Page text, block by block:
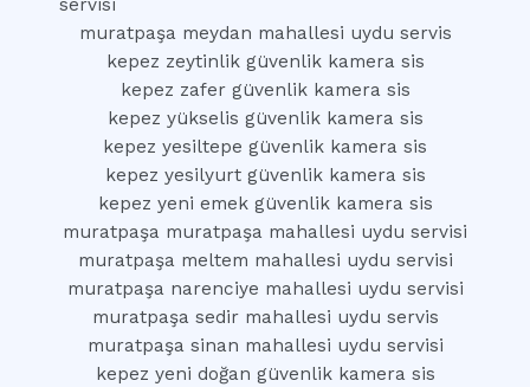
servisi
muratpaşa meydan mahallesi uydu servis
kepez zeytinlik güvenlik kamera sis
kepez zafer güvenlik kamera sis
kepez yükselis güvenlik kamera sis
kepez yesiltepe güvenlik kamera sis
kepez yesilyurt güvenlik kamera sis
kepez yeni emek güvenlik kamera sis
muratpaşa muratpaşa mahallesi uydu servisi
muratpaşa meltem mahallesi uydu servisi
muratpaşa narenciye mahallesi uydu servisi
muratpaşa sedir mahallesi uydu servis
muratpaşa sinan mahallesi uydu servisi
kepez yeni doğan güvenlik kamera sis